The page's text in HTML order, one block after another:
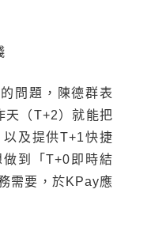
問題，陳德群表
天（T+2）就能把
及提供T+1快捷
到「T+0即時結
需要，於KPay應